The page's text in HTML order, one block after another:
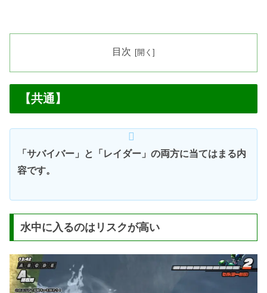
目次
【共通】
「サバイバー」と「レイダー」の両方に当てはまる内
容です。
水中に入るのはリスクが高い